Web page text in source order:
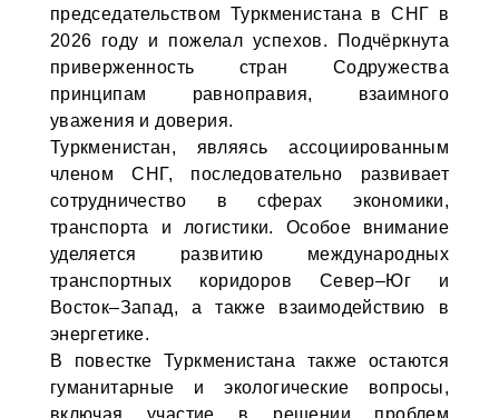
председательством Туркменистана в СНГ в
2026 году и пожелал успехов. Подчёркнута
приверженность стран Содружества
принципам равноправия, взаимного
уважения и доверия.
Туркменистан, являясь ассоциированным
членом СНГ, последовательно развивает
сотрудничество в сферах экономики,
транспорта и логистики. Особое внимание
уделяется развитию международных
транспортных коридоров Север–Юг и
Восток–Запад, а также взаимодействию в
энергетике.
В повестке Туркменистана также остаются
гуманитарные и экологические вопросы,
включая участие в решении проблем